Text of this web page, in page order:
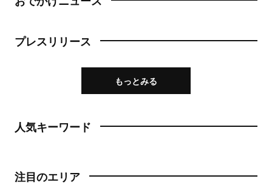
プレスリリース
もっとみる
人気キーワード
注目のエリア